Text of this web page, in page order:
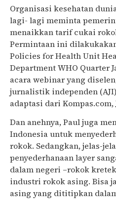
Organisasi kesehatan
lagi- lagi meminta
menaikkan tarif cukai
Permintaan ini
Policies for Health Unit
Department WHO Quarter
acara webinar yang
jurnalistik independen
adaptasi dari Kompas.com,
Dan anehnya, Paul juga
Indonesia untuk
rokok. Sedangkan, jelas-
penyederhanaan layer
dalam negeri –rokok
industri rokok asing. Bisa
asing yang dititipkan